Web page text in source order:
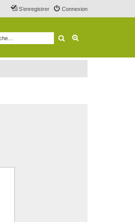
Connexion
S’enregistrer
Rechercher